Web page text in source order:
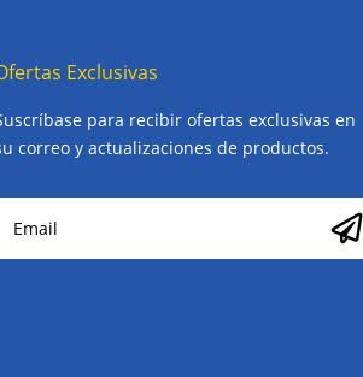
Exclusivas
para recibir ofertas exclusivas en
correo y actualizaciones de productos.